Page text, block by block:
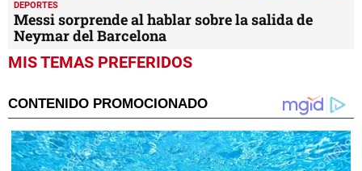
DEPORTES
Messi sorprende al hablar sobre la salida de
Neymar del Barcelona
MIS TEMAS PREFERIDOS